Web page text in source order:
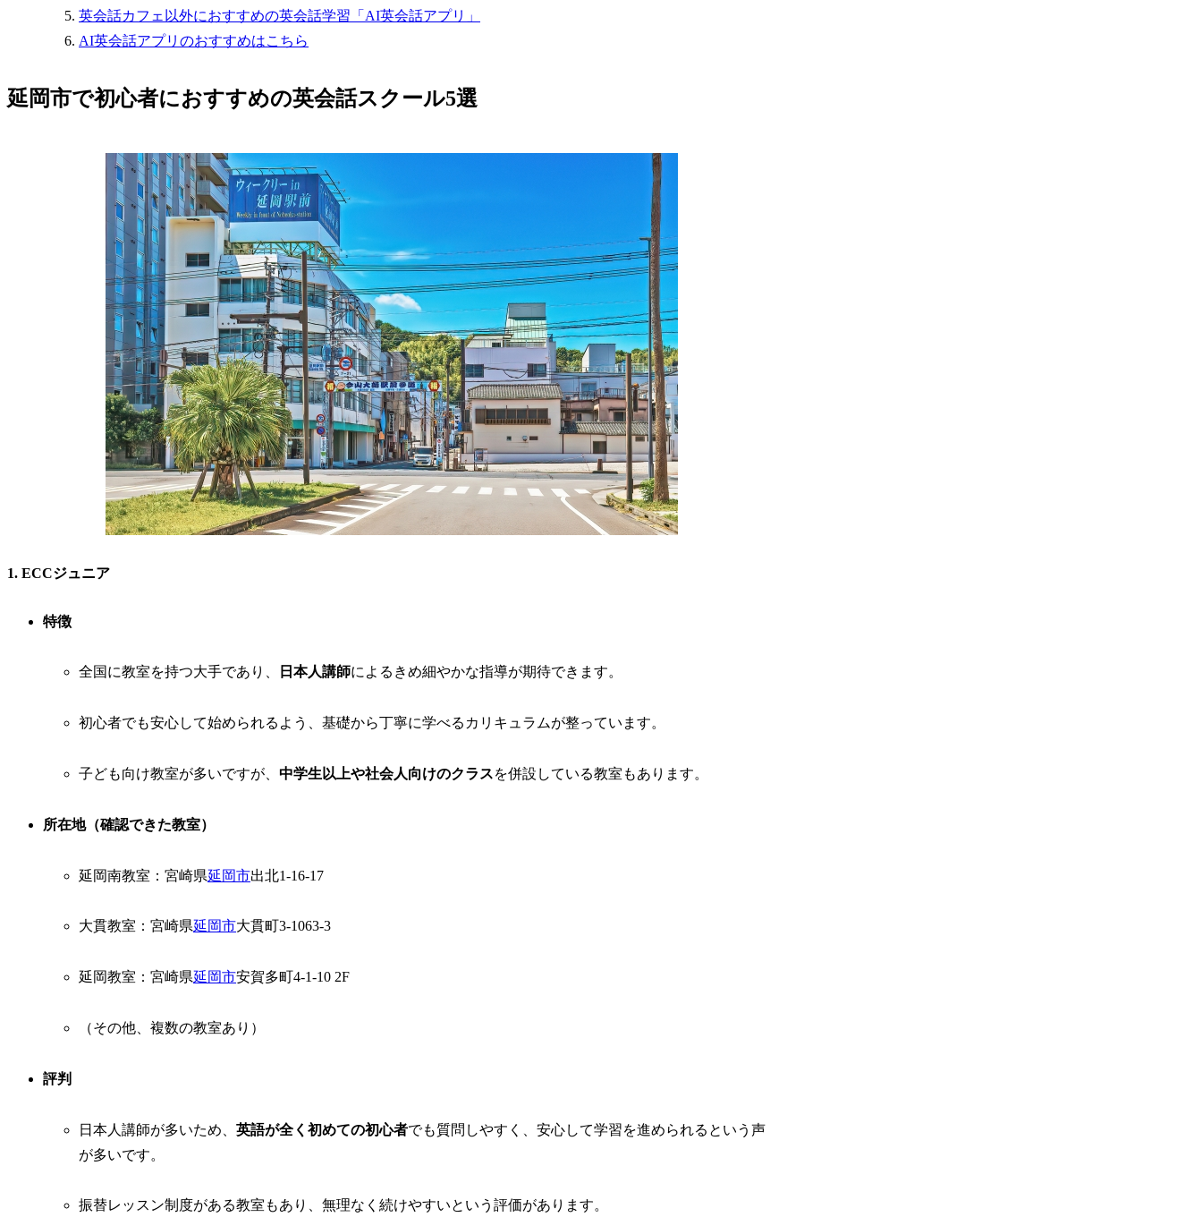
英会話カフェ以外におすすめの英会話学習「AI英会話アプリ」
AI英会話アプリのおすすめはこちら
延岡市で初心者におすすめの英会話スクール5選
1. ECCジュニア
特徴
全国に教室を持つ大手であり、 日本人講師によるきめ細やかな指導が期待できます。
初心者でも安心して始められるよう、基礎から丁寧に学べるカリキュラムが整っています。
子ども向け教室が多いですが、 中学生以上や社会人向けのクラスを併設している教室もあります。
所在地（確認できた教室）
延岡南教室：宮崎県延岡市出北1-16-17
大貫教室：宮崎県延岡市大貫町3-1063-3
延岡教室：宮崎県延岡市安賀多町4-1-10 2F
（その他、複数の教室あり）
評判
日本人講師が多いため、 英語が全く初めての初心者でも質問しやすく、安心して学習を進められるという声
が多いです。
振替レッスン制度がある教室もあり、無理なく続けやすいという評価があります。